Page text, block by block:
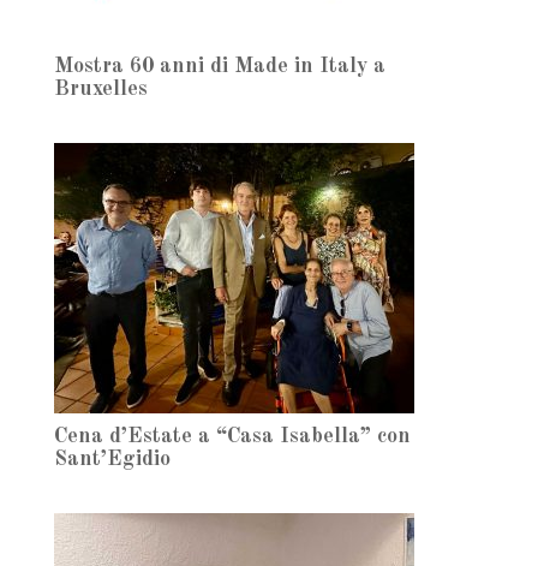
Mostra 60 anni di Made in Italy a
Bruxelles
Cena d’Estate a “Casa Isabella” con
Sant’Egidio